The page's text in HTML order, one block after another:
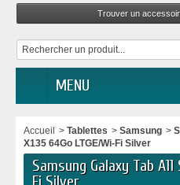
MENU
Accueil > Tablettes > Samsung >
X135 64Go LTGE/Wi-Fi Silver
Samsung Galaxy Tab